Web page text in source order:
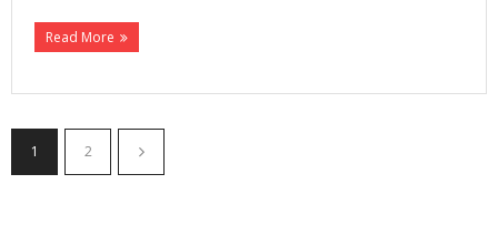
Read More
1 2